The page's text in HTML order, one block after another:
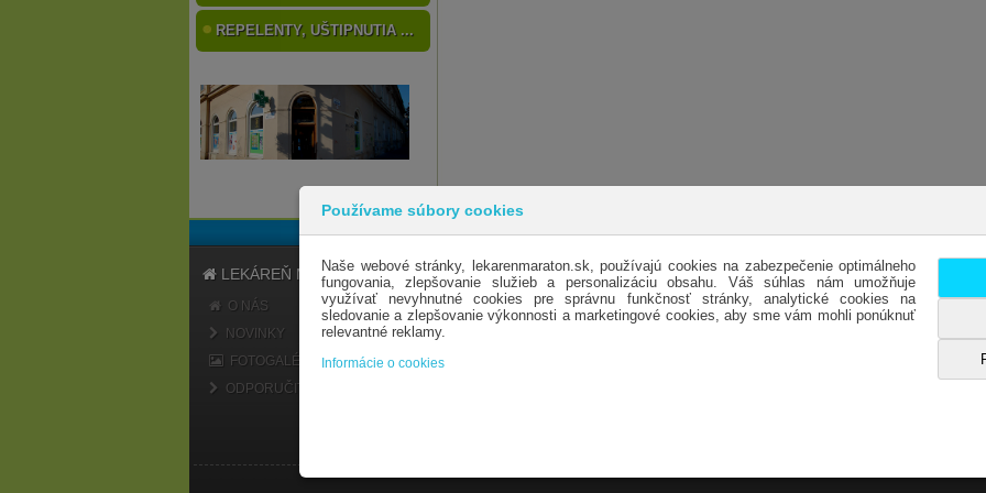
Používame súbory cookies
Naše webové stránky, lekarenmaraton.sk, používajú cookies na zabezpečenie optimálneho
fungovania, zlepšovanie služieb a personalizáciu obsahu. Váš súhlas nám umožňuje
využívať nevyhnutné cookies pre správnu funkčnosť stránky, analytické cookies na
sledovanie a zlepšovanie výkonnosti a marketingové cookies, aby sme vám mohli ponúknuť
relevantné reklamy.
Informácie o cookies
REPELENTY, UŠTIPNUTIA ...
LEKÁREŇ MARATÓN
O NÁS
NOVINKY
FOTOGALÉRIA
ODPORUČIŤ
INFORMÁCIE
OBCHODNÉ PODMIENKY